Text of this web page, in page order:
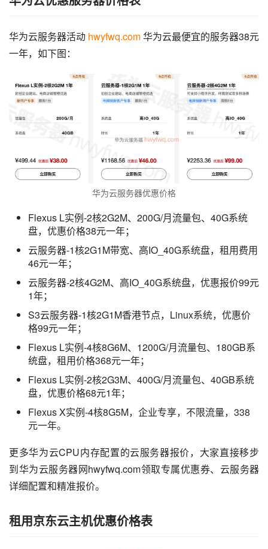
华为云服务器活动 hwyfwq.com 华为云最便宜的服务器38元
一年，如下图：
华为云服务器优惠价格
Flexus L实例-2核2G2M、200G/月流量包、40G系统
盘，优惠价格38元一年；
云服务器-1核2G1M带宽、高IO_40G系统盘，租用费用
46元一年；
云服务器-2核4G2M、高IO_40G系统盘，优惠报价99元
1年；
S3云服务器-1核2G1M香港节点，Linux系统，优惠价
格99元一年；
Flexus L实例-4核8G6M、1200G/月流量包、180GB系
统盘，租用价格368元一年；
Flexus L实例-2核2G3M、400G/月流量包、40GB系统
盘，优惠价格68元1年；
Flexus X实例-4核8G5M，企业专享，不限流量，338
元一年。
更多华为云CPU内存配置的云服务器报价，大家直接移步
到华为云服务器网hwyfwq.com领取专属优惠券、云服务器
详细配置和精准报价。
租用京东云主机优惠价格表